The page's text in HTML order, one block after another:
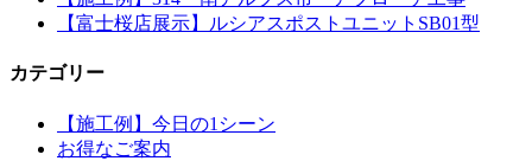
【富士桜店展示】ルシアスポストユニットSB01型
カテゴリー
【施工例】今日の1シーン
お得なご案内